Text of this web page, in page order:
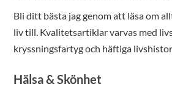
Bli ditt bästa jag genom att läsa om
liv till. Kvalitetsartiklar varvas med
kryssningsfartyg och häftiga
Hälsa & Skönhet